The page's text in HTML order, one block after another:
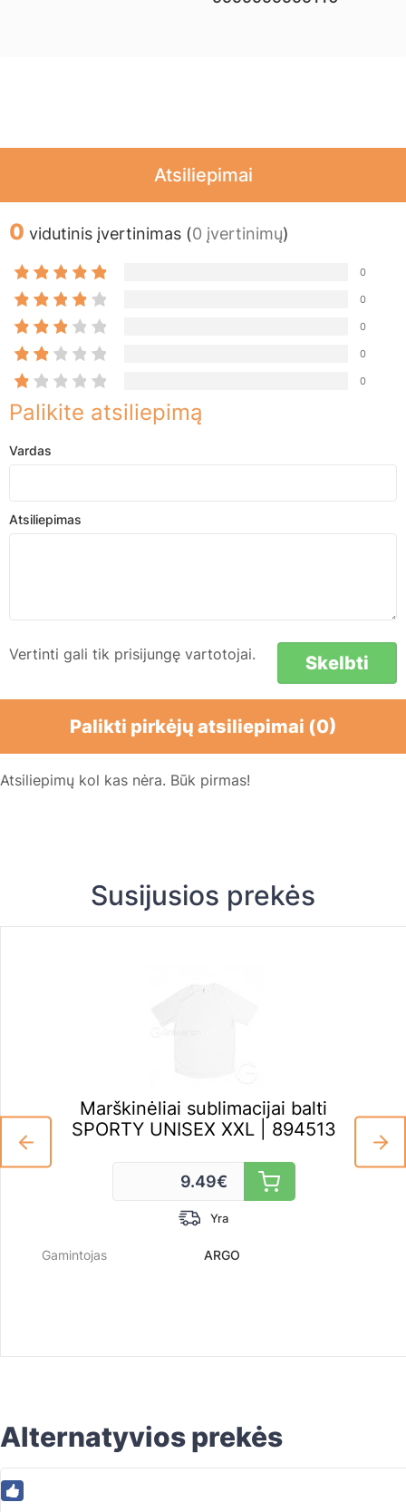
Atsiliepimai
0 vidutinis įvertinimas (0 įvertinimų)
0
0
0
0
0
Palikite atsiliepimą
Vardas
Atsiliepimas
Vertinti gali tik prisijungę vartotojai. Skelbti
Palikti pirkėjų atsiliepimai (0)
Atsiliepimų kol kas nėra. Būk pirmas!
Susijusios prekės
Marškinėliai sublimacijai balti
SPORTY UNISEX XXL | 894513
9.49€
Yra
Gamintojas ARGO
Alternatyvios prekės